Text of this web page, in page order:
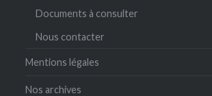
Documents à consulter
Nous contacter
Mentions légales
Nos archives